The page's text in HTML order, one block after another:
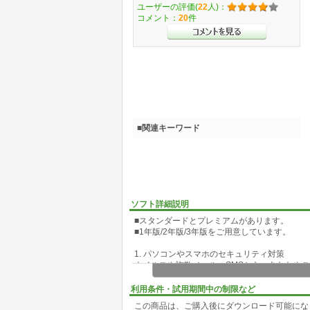
ソフト詳細説明
■スタンダードとプレミアムがあります。
■1年版/2年版/3年版をご用意しています。
1. パソコンやスマホのセキュリティ対策
ウイルスや詐欺メール・SMSから、あなたや
で※1 インストールできます。
2. 個人情報のセキュリティ対策
利用条件・試用期間中の制限など
この商品は、ご購入後にダウンロード可能にな
ユーザーの評価(22 人)：
コメント： 20件
■関連キーワード